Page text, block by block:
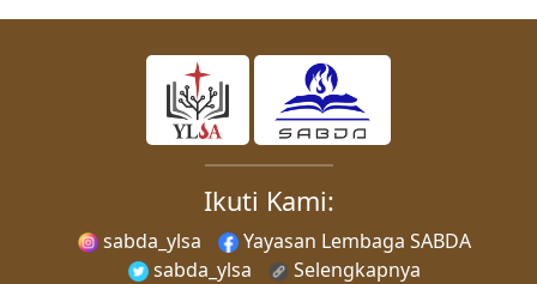
Ikuti Kami:
sabda_ylsa
Yayasan Lembaga SABDA
sabda_ylsa
Selengkapnya